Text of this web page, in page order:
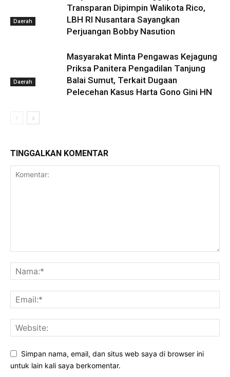
Daerah
Transparan Dipimpin Walikota Rico,
LBH RI Nusantara Sayangkan
Perjuangan Bobby Nasution
Daerah
Masyarakat Minta Pengawas Kejagung
Priksa Panitera Pengadilan Tanjung
Balai Sumut, Terkait Dugaan
Pelecehan Kasus Harta Gono Gini HN
TINGGALKAN KOMENTAR
Simpan nama, email, dan situs web saya di browser ini
untuk lain kali saya berkomentar.